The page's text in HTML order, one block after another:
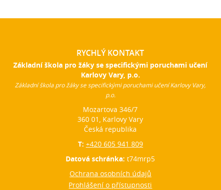
RYCHLÝ KONTAKT
Základní škola pro žáky se specifickými poruchami učení
Karlovy Vary, p.o.
Základní škola pro žáky se specifickými poruchami učení Karlovy Vary,
p.o.
Mozartova 346/7
360 01, Karlovy Vary
Česká republika
T: +420 605 941 809
Datová schránka:t74mrp5
Ochrana osobních údajů
Prohlášení o přístupnosti